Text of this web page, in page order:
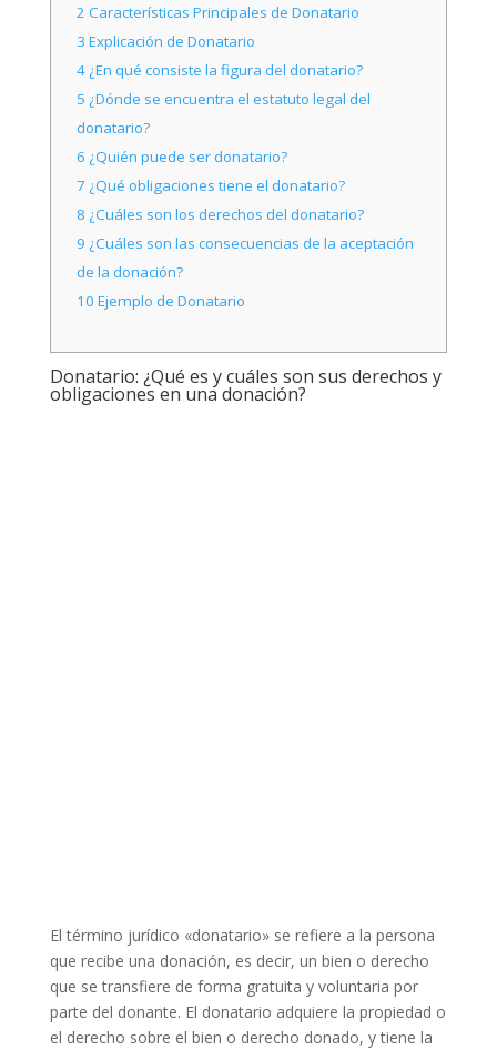
2 Características Principales de Donatario
3 Explicación de Donatario
4 ¿En qué consiste la figura del donatario?
5 ¿Dónde se encuentra el estatuto legal del
donatario?
6 ¿Quién puede ser donatario?
7 ¿Qué obligaciones tiene el donatario?
8 ¿Cuáles son los derechos del donatario?
9 ¿Cuáles son las consecuencias de la aceptación
de la donación?
10 Ejemplo de Donatario
Donatario: ¿Qué es y cuáles son sus derechos y
obligaciones en una donación?
El término jurídico «donatario» se refiere a la persona
que recibe una donación, es decir, un bien o derecho
que se transfiere de forma gratuita y voluntaria por
parte del donante. El donatario adquiere la propiedad o
el derecho sobre el bien o derecho donado, y tiene la